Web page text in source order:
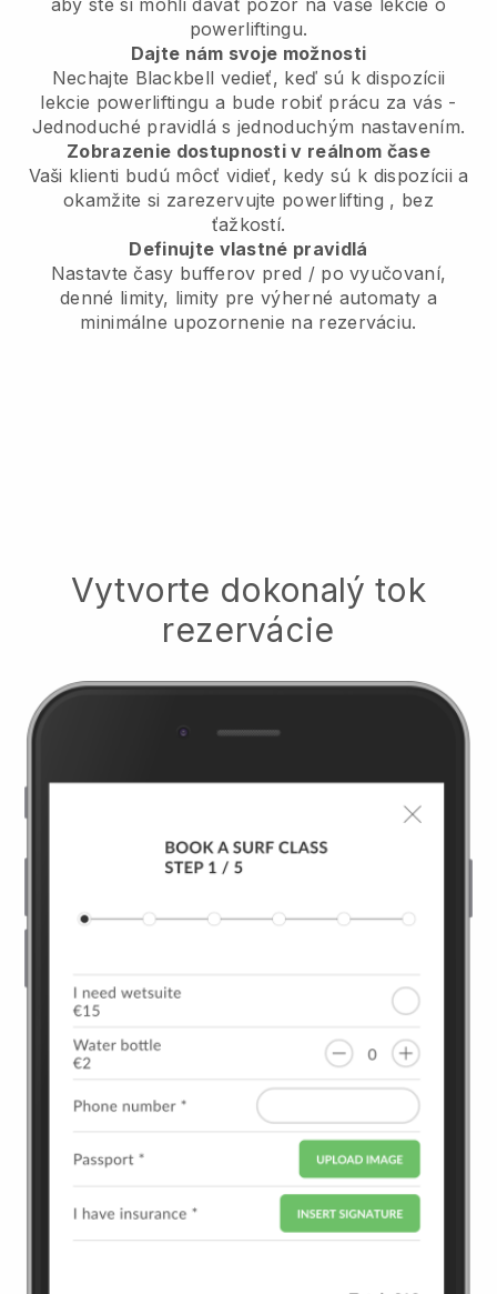
powerliftingu.
Dajte nám svoje možnosti
Nechajte Blackbell vedieť, keď sú k dispozícii
lekcie powerliftingu a bude robiť prácu za vás -
Jednoduché pravidlá s jednoduchým nastavením.
Zobrazenie dostupnosti v reálnom čase
Vaši klienti budú môcť vidieť, kedy sú k dispozíciia
okamžite si zarezervujte powerlifting , bez
ťažkostí.
Definujte vlastné pravidlá
Nastavte časy bufferov pred / po vyučovaní,
denné limity, limity pre výherné automaty a
minimálne upozornenie na rezerváciu.
Vytvorte dokonalý tok
rezervácie